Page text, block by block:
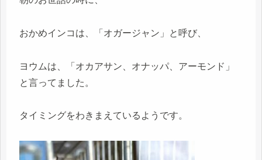
おかめインコは、「オガージャン」と呼び、
ヨウムは、「オカアサン、オナッパ、アーモンド」
と言ってました。
タイミングをわきまえているようです。